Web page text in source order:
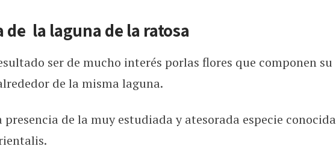
de la laguna de la ratosa
ser de mucho interés porlas flores que componen su
de la misma laguna.
presencia de la muy estudiada y atesorada especie conocida